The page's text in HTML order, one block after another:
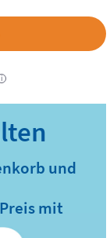
i
und
mit